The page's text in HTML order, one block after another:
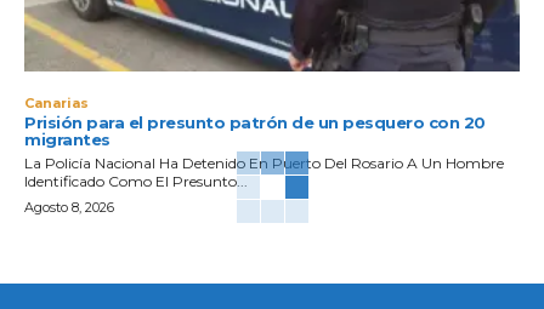
Canarias
Prisión para el presunto patrón de un pesquero con 20
migrantes
La Policía Nacional Ha Detenido En Puerto Del Rosario A Un Hombre
Identificado Como El Presunto...
Agosto 8, 2026